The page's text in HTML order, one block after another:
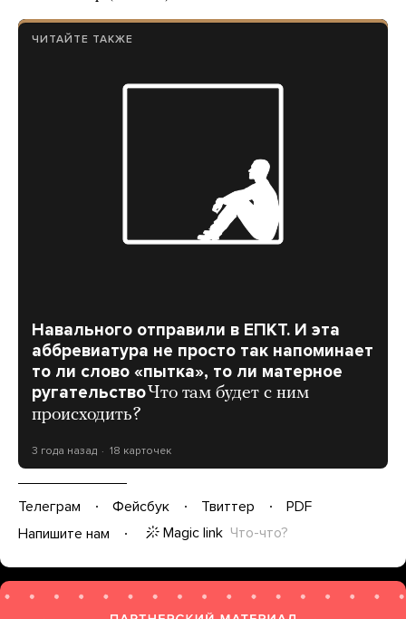
ЧИТАЙТЕ ТАКЖЕ
Навального отправили в ЕПКТ. И эта
аббревиатура не просто так напоминает
то ли слово «пытка», то ли матерное
ругательствоЧто там будет с ним
происходить?
3 года назад 18 карточек
Телеграм Фейсбук Твиттер
PDF
Напишите нам
Magic link Что-что?